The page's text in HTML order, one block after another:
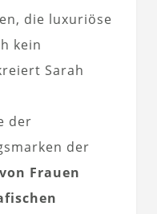
die luxuriöse
kein
Sarah
der
der
Frauen